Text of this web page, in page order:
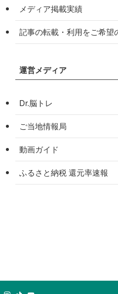
メディア掲載実績
記事の転載・利用をご希望
運営メディア
Dr.脳トレ
ご当地情報局
動画ガイド
ふるさと納税 還元率速報